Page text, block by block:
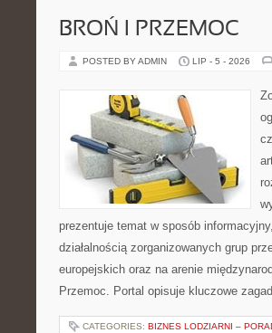
BROŃ I PRZEMOC
POSTED BY ADMIN LIP - 5 - 2026
prezentuje temat w sposób
działalnością zorganizowanych grup
europejskich oraz na arenie
Przemoc. Portal opisuje kluczowe
CATEGORIES: BIZNES LODZIARNI –